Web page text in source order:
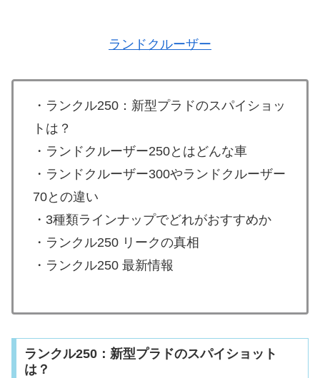
ランドクルーザー
・ランクル250：新型プラドのスパイショッ
トは？
・ランドクルーザー250とはどんな車
・ランドクルーザー300やランドクルーザー
70との違い
・3種類ラインナップでどれがおすすめか
・ランクル250 リークの真相
・ランクル250 最新情報
ランクル250：新型プラドのスパイショット
は？